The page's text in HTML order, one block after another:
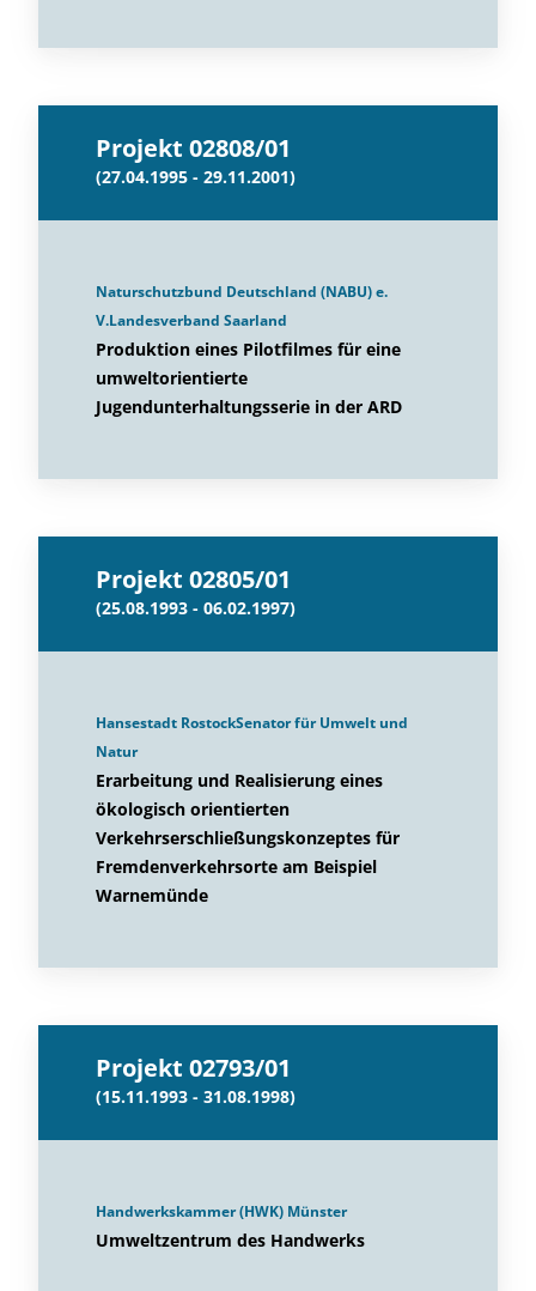
Projekt 02808/01
(27.04.1995 - 29.11.2001)
Naturschutzbund Deutschland (NABU) e.
V.Landesverband Saarland
Produktion eines Pilotfilmes für eine
umweltorientierte
Jugendunterhaltungsserie in der ARD
Projekt 02805/01
(25.08.1993 - 06.02.1997)
Hansestadt RostockSenator für Umwelt und
Natur
Erarbeitung und Realisierung eines
ökologisch orientierten
Verkehrserschließungskonzeptes für
Fremdenverkehrsorte am Beispiel
Warnemünde
Projekt 02793/01
(15.11.1993 - 31.08.1998)
Handwerkskammer (HWK) Münster
Umweltzentrum des Handwerks